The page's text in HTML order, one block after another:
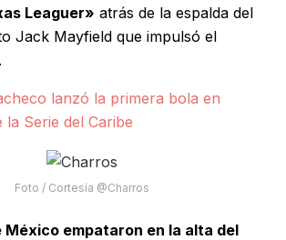
Leaguer» atrás de la espalda del
Jack Mayfield que impulsó el
lanzó la primera bola en
Serie del Caribe
Foto / Cortesía @Charros
México empataron en la alta del